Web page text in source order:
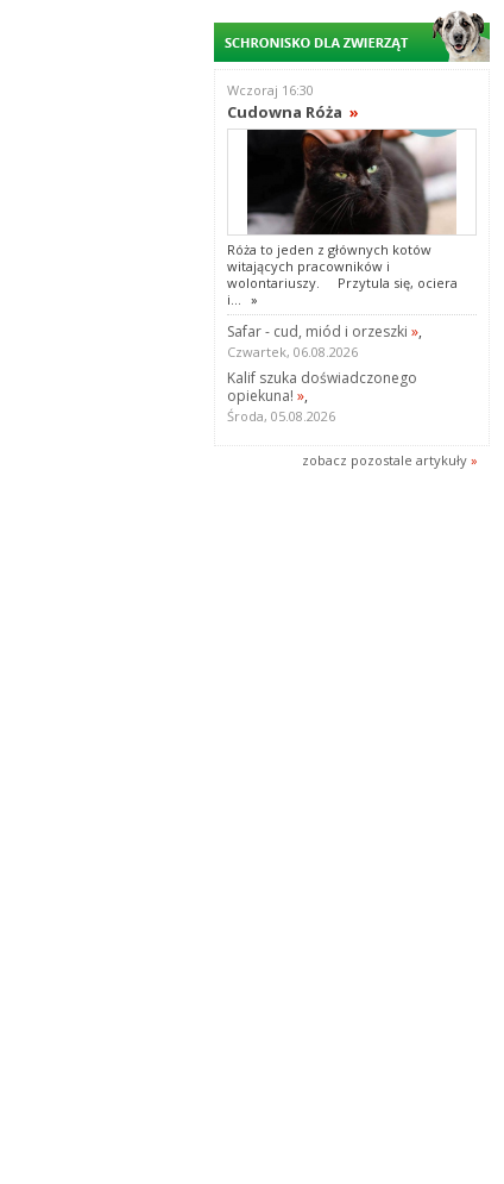
Wczoraj 16:30
Cudowna Róża »
Róża to jeden z głównych kotów
witających pracowników i
wolontariuszy. Przytula się, ociera
i... »
Safar - cud, miód i orzeszki »,
Czwartek, 06.08.2026
Kalif szuka doświadczonego
opiekuna! »,
Środa, 05.08.2026
zobacz pozostale artykuły »